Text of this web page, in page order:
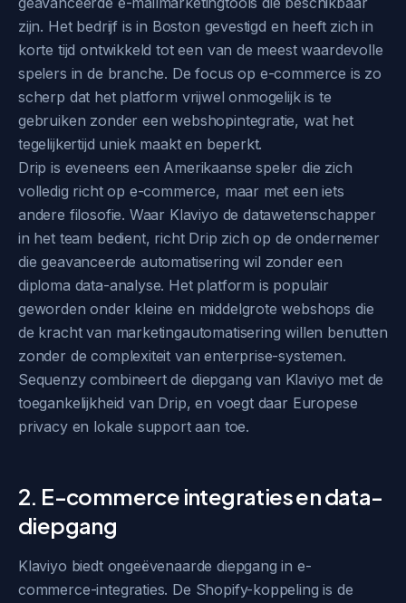
zijn. Het bedrijf is in Boston gevestigd en heeft zich in
korte tijd ontwikkeld tot een van de meest waardevolle
spelers in de branche. De focus op e-commerce is zo
scherp dat het platform vrijwel onmogelijk is te
gebruiken zonder een webshopintegratie, wat het
tegelijkertijd uniek maakt en beperkt.
Drip is eveneens een Amerikaanse speler die zich
volledig richt op e-commerce, maar met een iets
andere filosofie. Waar Klaviyo de datawetenschapper
in het team bedient, richt Drip zich op de ondernemer
die geavanceerde automatisering wil zonder een
diploma data-analyse. Het platform is populair
geworden onder kleine en middelgrote webshops die
de kracht van marketingautomatisering willen benutten
zonder de complexiteit van enterprise-systemen.
Sequenzy combineert de diepgang van Klaviyo met de
toegankelijkheid van Drip, en voegt daar Europese
privacy en lokale support aan toe.
2. E-commerce integraties en data-
diepgang
Klaviyo biedt ongeëvenaarde diepgang in e-
commerce-integraties. De Shopify-koppeling is de